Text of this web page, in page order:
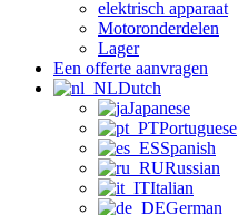
elektrisch apparaat
Motoronderdelen
Lager
Een offerte aanvragen
Dutch
Japanese
Portuguese
Spanish
Russian
Italian
German